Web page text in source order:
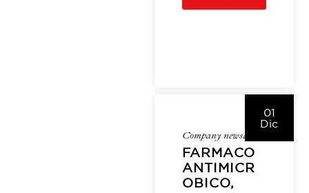
Company newsalice
FARMACO
ANTIMICR
OBICO,
01
Dic